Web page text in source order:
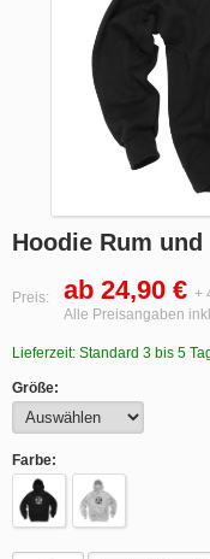
Hoodie Rum und
Preis: ab 24,90 € +
Alle Preisangaben
Lieferzeit: Standard 3 bis 5
Größe:
Farbe: